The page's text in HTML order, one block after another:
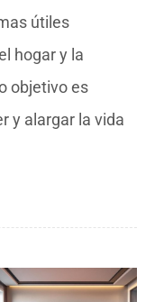
útiles
hogar y la
objetivo es
y alargar la vida